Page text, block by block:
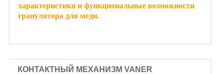
характеристики и функциональные возможности
гранулятора для меди.
КОНТАКТНЫЙ МЕХАНИЗМ VANER